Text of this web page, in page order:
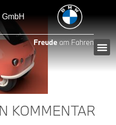
Freudeam Fahren
KOMMENTAR